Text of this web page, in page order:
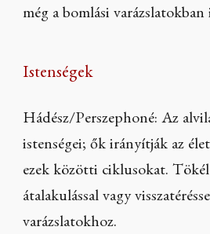
még a bomlási varázslatokban
Istenségek
Hádész/Perszephoné: Az
istenségei; ők irányítják az
ezek közötti ciklusokat.
átalakulással vagy
varázslatokhoz.